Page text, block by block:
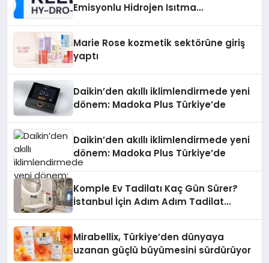
Emisyonlu Hidrojen Isıtma
Marie Rose kozmetik sektörüne giriş
yaptı
Daikin’den akıllı iklimlendirmede yeni
dönem: Madoka Plus Türkiye’de
Daikin’den akıllı iklimlendirmede yeni
dönem: Madoka Plus Türkiye’de
Komple Ev Tadilatı Kaç Gün Sürer?
İstanbul İçin Adım Adım Tadilat
Mirabellix, Türkiye’den dünyaya
uzanan güçlü büyümesini sürdürüyor